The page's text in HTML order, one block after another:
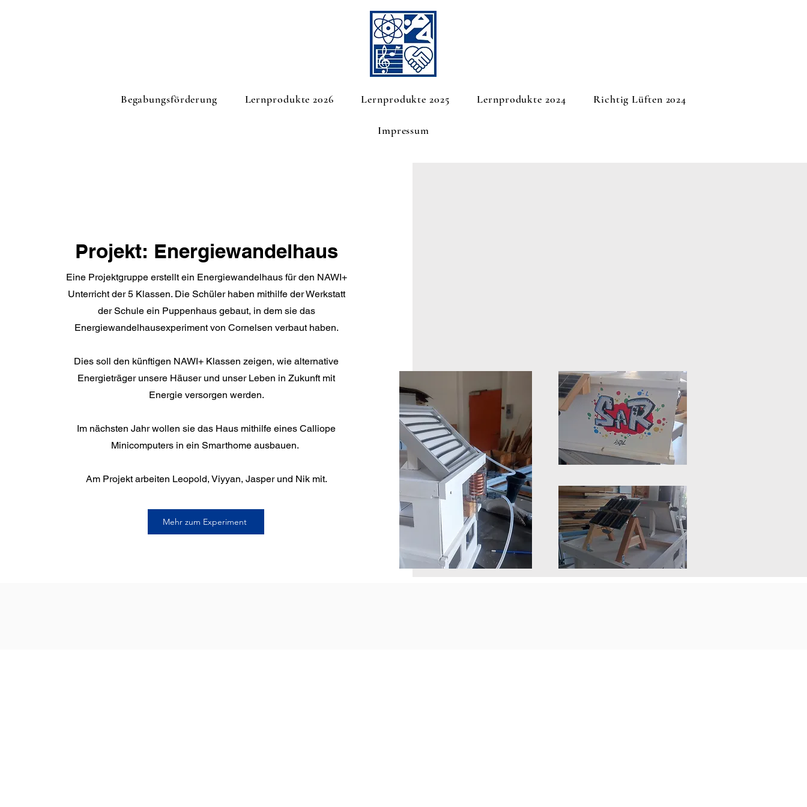
Begabungsförderung Lernprodukte 2026 Lernprodukte 2025 Lernprodukte 2024 Richtig Lüften 2024
Impressum
Projekt: Energiewandelhaus
Eine Projektgruppe erstellt ein Energiewandelhaus für den NAWI+
Unterricht der 5 Klassen. Die Schüler haben mithilfe der Werkstatt
der Schule ein Puppenhaus gebaut, in dem sie das
Energiewandelhausexperiment von Cornelsen verbaut haben.
Dies soll den künftigen NAWI+ Klassen zeigen, wie alternative
Energieträger unsere Häuser und unser Leben in Zukunft mit
Energie versorgen werden.
Im nächsten Jahr wollen sie das Haus mithilfe eines Calliope
Minicomputers in ein Smarthome ausbauen.
Am Projekt arbeiten Leopold, Viyyan, Jasper und Nik mit.
Mehr zum Experiment